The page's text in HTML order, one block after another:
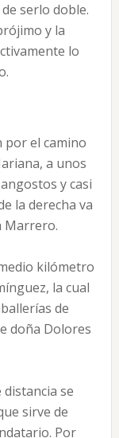
serlo doble.
y la
lo
por el camino
a unos
y casi
la derecha va
Marrero.
kilómetro
la cual
de
doña Dolores
se
sirve de
Por